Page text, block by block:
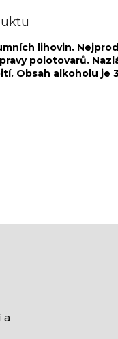
lihovin.
polotovarů.
Obsah alkoholu je
a